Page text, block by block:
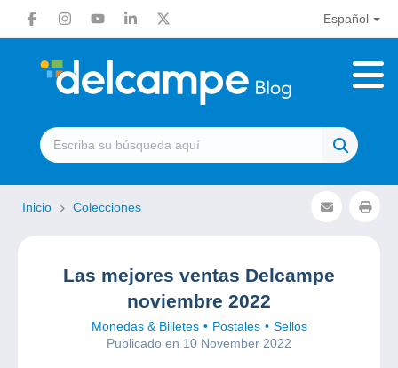
Español
Inicio Colecciones
Las mejores ventas Delcampe
noviembre 2022
Monedas & Billetes Postales
Sellos
Publicado en 10 November 2022